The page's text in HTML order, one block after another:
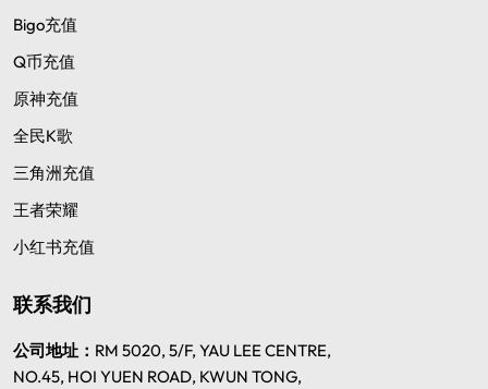
Bigo充值
Q币充值
原神充值
全民K歌
三角洲充值
王者荣耀
小红书充值
联系我们
公司地址： RM 5020, 5/F, YAU LEE CENTRE,
NO.45, HOI YUEN ROAD, KWUN TONG,